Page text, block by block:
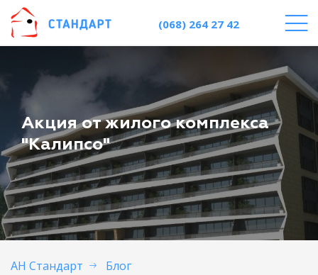
(068) 264 27 42
Акция от жилого комплекса
"Калипсо"
АН Стандарт
Блог